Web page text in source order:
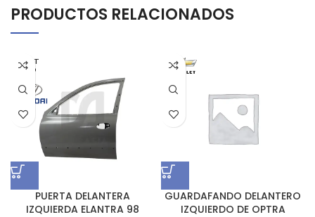
PRODUCTOS RELACIONADOS
AGOT
ADO
PUERTA DELANTERA
IZQUIERDA ELANTRA 98
GUARDAFANDO DELANTERO
IZQUIERDO DE OPTRA